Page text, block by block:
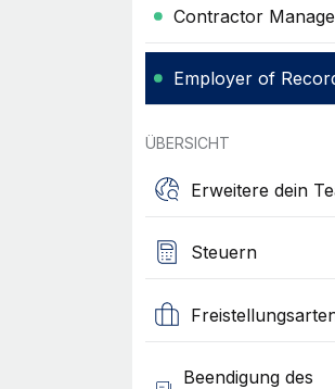
Contractor
Employer of
ÜBERSICHT
Erweitere dein
Steuern
Beendigung des